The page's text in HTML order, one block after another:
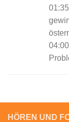
HÖREN UND